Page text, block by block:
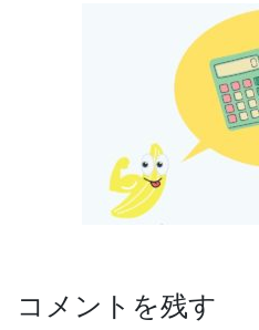
コメントを残す